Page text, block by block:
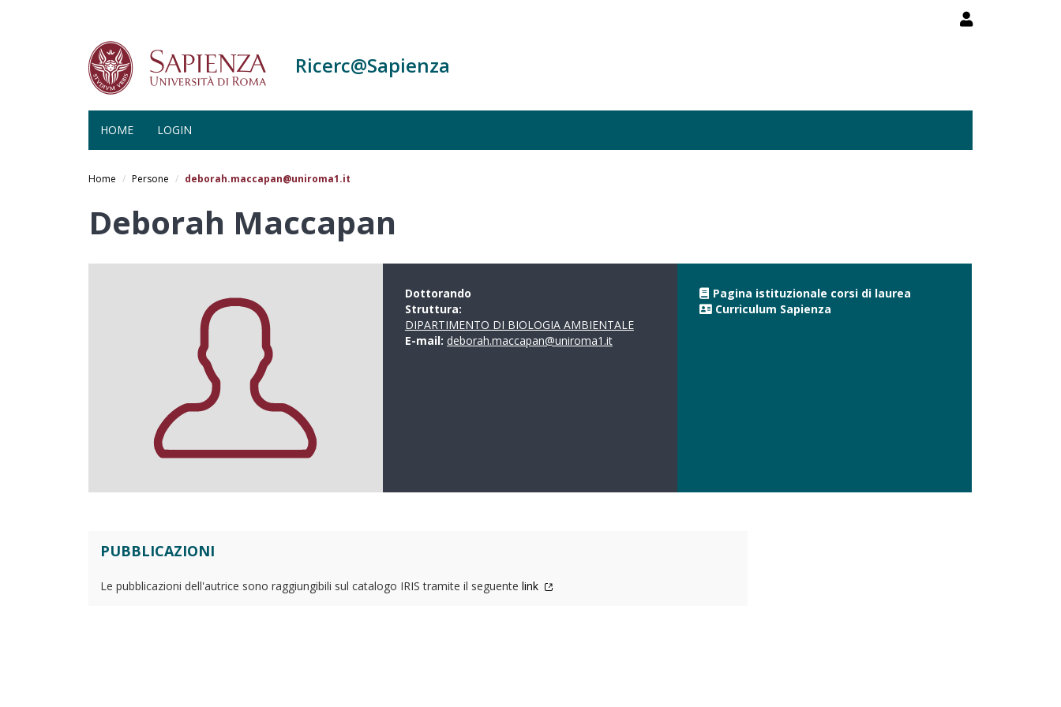
Ricerc@Sapienza
HOME LOGIN
Home Persone deborah.maccapan@uniroma1.it
Deborah Maccapan
Dottorando
Struttura:
DIPARTIMENTO DI BIOLOGIA AMBIENTALE
E-mail: deborah.maccapan@uniroma1.it
Pagina istituzionale corsi di laurea
Curriculum Sapienza
PUBBLICAZIONI
Le pubblicazioni dell'autrice sono raggiungibili sul catalogo IRIS tramite il seguente link